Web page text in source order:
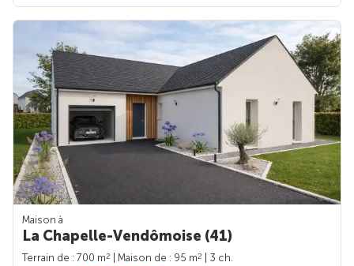
Maison à
La Chapelle-Vendômoise (41)
Terrain de : 700 m2 | Maison de : 95 m2
| 3 ch.